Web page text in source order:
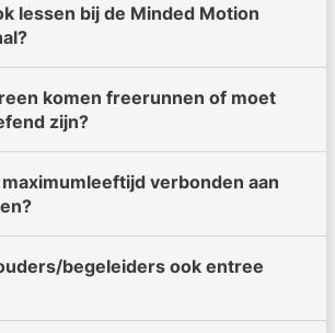
lessen bij de Minded Motion
komen freerunnen of moet
zijn?
verbonden aan
begeleiders ook entree